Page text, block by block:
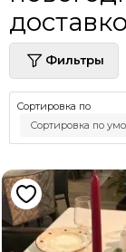
Фильтры
Сортировка по